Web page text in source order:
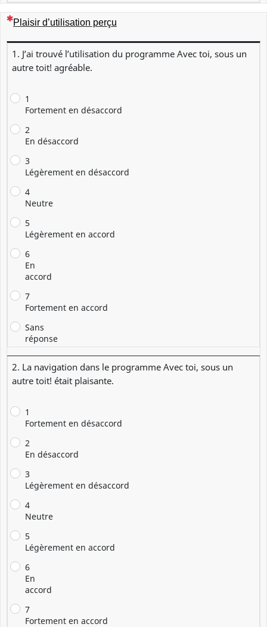
(Cette question est obligatoire)
Plaisir d’utilisation perçu
1. J’ai trouvé l’utilisation du programme Avec toi, sous un
autre toit! agréable.
1
Fortement en désaccord
2
En désaccord
3
Légèrement en désaccord
4
Neutre
5
Légèrement en accord
6
En
accord
7
Fortement en accord
Sans
réponse
2. La navigation dans le programme Avec toi, sous un
autre toit! était plaisante.
1
Fortement en désaccord
2
En désaccord
3
Légèrement en désaccord
4
Neutre
5
Légèrement en accord
6
En
accord
7
Fortement en accord